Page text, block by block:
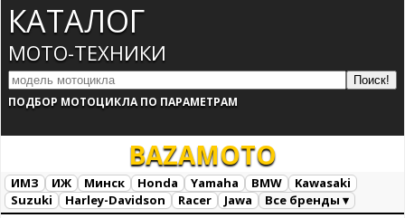
КАТАЛОГ
МОТО-ТЕХНИКИ
ПОДБОР МОТОЦИКЛА ПО ПАРАМЕТРАМ
BAZAMOTO
ИМЗ ИЖ Минск Honda Yamaha BMW
Kawasaki
Suzuki
Harley-Davidson Racer Jawa
Все бренды ▾